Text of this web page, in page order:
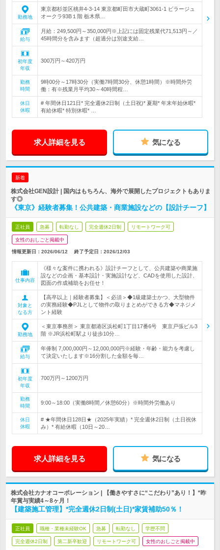
勤務地
東京都杉並区桃井4-3-14 東京都町田市大蔵町3061-1 ビラージュ
オークラ93B１階 栃木県…
給与
月給：249,500円～350,000円※上記には固定残業代71,513円～／
45時間分を含みます（超過分は別途支給…
初年度
年収
300万円～420万円
勤務
時間
9時00分～17時30分（実働7時間30分、休憩1時間）※時間外労
働：有※残業月平均30～40時間程…
休日
休暇
# 年間休日121日* 完全週休2日制（土日祝)* 夏期* 年末年始休暇*
有給休暇* 特別休暇* …
求人詳細を見る 気になる
新着
株式会社GEN設計 | 国内はもちろん、海外で展開したプロジェクトもありま
す◎
《東京》経験者募集！公共建築・商業施設などの【設計チーフ】
正社員 急募 転勤なし 完全週休2日制 リモートワーク可
女性のおしごと掲載中
情報更新日：2026/06/12 終了予定日： 2026/12/03
仕事内容
《様々な案件に携われる》設計チーフとして、公共建築や商業施
設などの企画・基本設計・実施設計など、CADを使用した設計、
図面の作成補助をお任せ！
対象と
なる方
【高卒以上｜経験者募集】＜必須＞◆1級建築士かつ、大型物件
の実務経験◆PJLとして物件の取りまとめができる方◆マネジメ
ント経験
勤務地
＜東京事務所＞ 東京都港区浜松町1丁目17番6号 東京戸張ビル3
階 ※JR浜松町駅より徒歩10分…
給与
年俸制 7,000,000円～12,000,000円※経験・年齢・能力を考慮し
て決定いたします※16分割した金額を毎…
初年度
年収
700万円～1200万円
勤務
時間
9:00～18:00（実働8時間／休憩60分）※時間外労働あり
休日
休暇
# ★年間休日128日★（2025年実績）* 完全週休2日制（土日祝休
み）* 有給休暇（10日～20…
求人詳細を見る 気になる
株式会社カナオコーポレーション | 【働きやすさに“こだわり”あり！】*昨
年賞与実績4～8ヶ月！
【建築施工管理】*完全週休2日制(土日)*家賃補助50％！
正社員 職種・業種未経験OK 急募 転勤なし 学歴不問
完全週休2日制 第二新卒歓迎 リモートワーク可 女性のおしごと掲載中